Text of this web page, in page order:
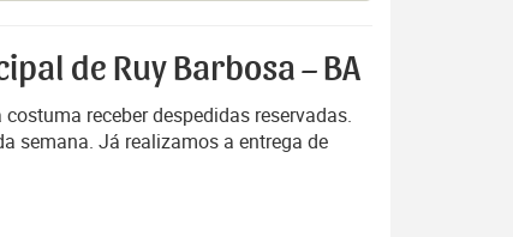
de Ruy Barbosa – BA
receber despedidas reservadas.
semana. Já realizamos a entrega de